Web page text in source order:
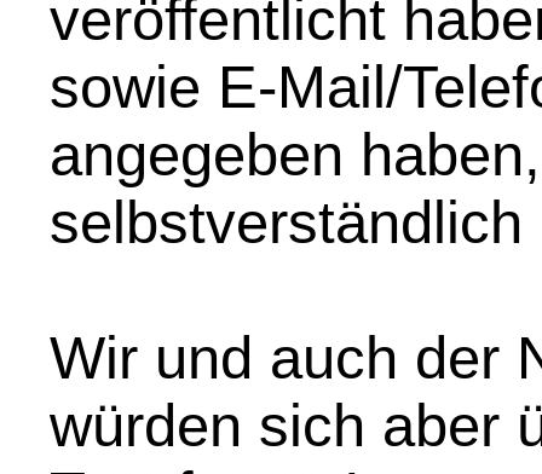
veröffentlicht
sowie E-Mail/
angegeben
Wir und auch der
würden sich aber